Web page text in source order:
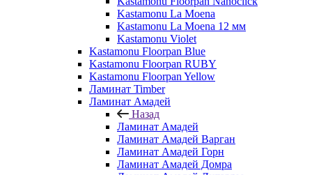
Kastamonu La Moena
Kastamonu La Moena 12 мм
Kastamonu Violet
Kastamonu Floorpan Blue
Kastamonu Floorpan RUBY
Kastamonu Floorpan Yellow
Ламинат Timber
Ламинат Амадей
Назад
Ламинат Амадей
Ламинат Амадей Варган
Ламинат Амадей Горн
Ламинат Амадей Домра